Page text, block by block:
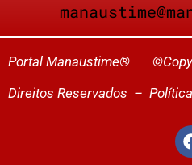
Portal Manaustime®
Direitos Reservados –